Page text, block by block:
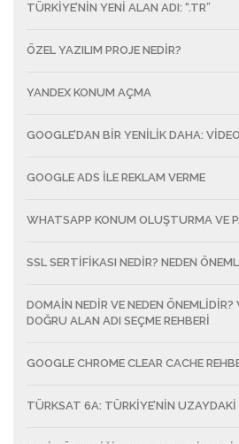
TÜRKIYE’NIN YENI ALAN ADI: “.TR”
ÖZEL YAZILIM PROJE NEDIR?
YANDEX KONUM AÇMA
GOOGLE’DAN BIR YENILIK DAHA:
GOOGLE ADS ILE REKLAM VERME
WHATSAPP KONUM OLUŞTURMA VE
SSL SERTIFIKASI NEDIR? NEDEN
DOMAIN NEDIR VE NEDEN
DOĞRU ALAN ADI SEÇME REHBERI
GOOGLE CHROME CLEAR CACHE
TÜRKSAT 6A: TÜRKIYE’NIN UZAYDAKI